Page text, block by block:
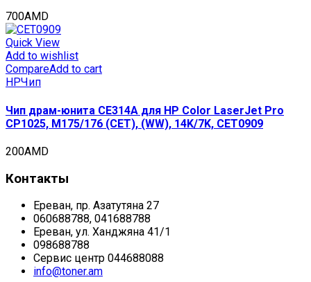
700AMD
Quick View
Add to wishlist
CompareAdd to cart
HPЧип
Чип драм-юнита CE314A для HP Color LaserJet Pro
CP1025, M175/176 (CET), (WW), 14K/7K, CET0909
200AMD
Контакты
Ереван, пр. Азатутяна 27
060688788, 041688788
Ереван, ул. Ханджяна 41/1
098688788
Сервис центр 044688088
info@toner.am